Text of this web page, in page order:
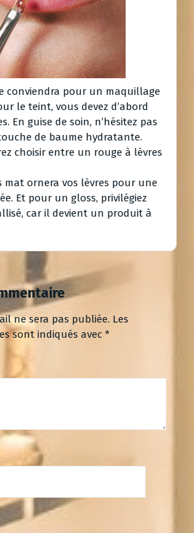
conviendra pour un maquillage
le teint, vous devez d’abord
En guise de soin, n’hésitez pas
de baume hydratante.
choisir entre un rouge à lèvres
mat ornera vos lèvres pour une
Et pour un gloss, privilégiez
car il devient un produit à
ne sera pas publiée. Les
sont indiqués avec *